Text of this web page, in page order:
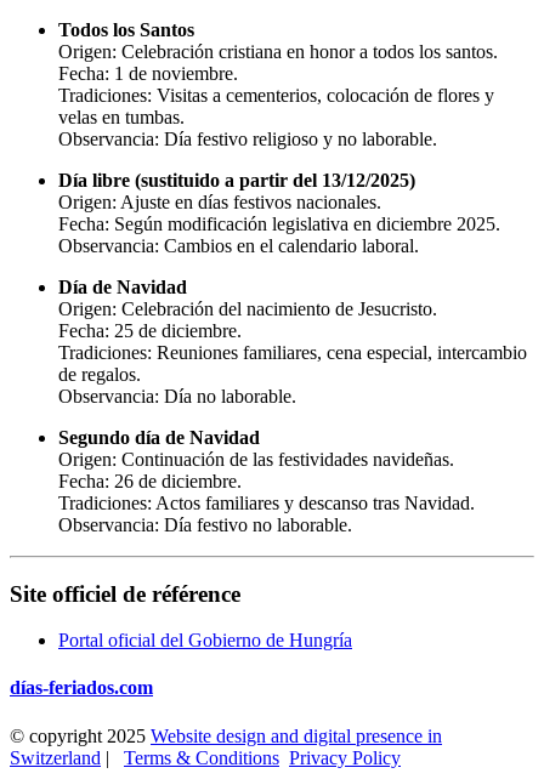
Todos los Santos
Origen: Celebración cristiana en honor a todos los santos.
Fecha: 1 de noviembre.
Tradiciones: Visitas a cementerios, colocación de flores y
velas en tumbas.
Observancia: Día festivo religioso y no laborable.
Día libre (sustituido a partir del 13/12/2025)
Origen: Ajuste en días festivos nacionales.
Fecha: Según modificación legislativa en diciembre 2025.
Observancia: Cambios en el calendario laboral.
Día de Navidad
Origen: Celebración del nacimiento de Jesucristo.
Fecha: 25 de diciembre.
Tradiciones: Reuniones familiares, cena especial, intercambio
de regalos.
Observancia: Día no laborable.
Segundo día de Navidad
Origen: Continuación de las festividades navideñas.
Fecha: 26 de diciembre.
Tradiciones: Actos familiares y descanso tras Navidad.
Observancia: Día festivo no laborable.
Site officiel de référence
Portal oficial del Gobierno de Hungría
días-feriados.com
© copyright 2025 Website design and digital presence in
Switzerland | Terms & Conditions Privacy Policy